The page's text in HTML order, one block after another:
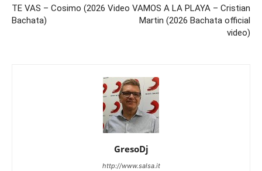
TE VAS – Cosimo (2026 Video
Bachata)
VAMOS A LA PLAYA – Cristian
Martin (2026 Bachata official
video)
GresoDj
http://www.salsa.it